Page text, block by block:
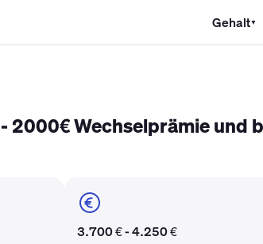
Gehalt▼
2000€ Wechselprämie und
3.700 € - 4.250 €